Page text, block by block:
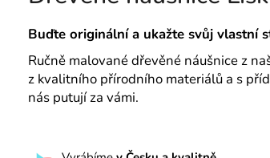
5
Buďte originální a ukažte svůj vlastní
Ručně malované dřevěné náušnice z
z kvalitního přírodního materiálů a s
nás putují za vámi.